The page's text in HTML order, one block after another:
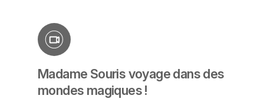
Madame Souris voyage dans des
mondes magiques !